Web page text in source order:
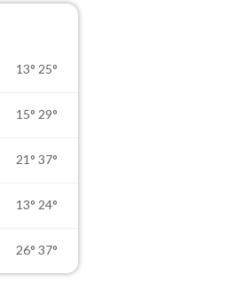
13° 25°
15° 29°
21° 37°
13° 24°
26° 37°